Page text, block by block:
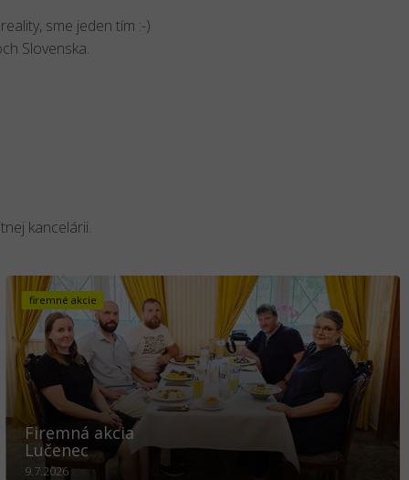
sme jeden tím :-)
Slovenska.
kancelárii.
firemné akcie
Firemná akcia
Lučenec
9.7.2026